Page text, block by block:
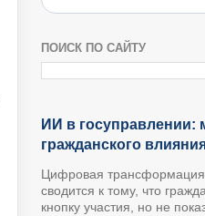
ПОИСК ПО САЙТУ
ИИ в госуправлении:
гражданского
Цифровая трансформация
сводится к тому, что
кнопку участия, но не